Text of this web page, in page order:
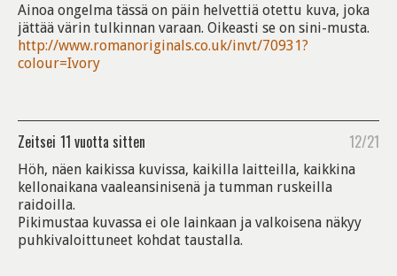
Ainoa ongelma tässä on päin helvettiä otettu kuva, joka
jättää värin tulkinnan varaan. Oikeasti se on sini-musta.
http://www.romanoriginals.co.uk/invt/70931?
colour=Ivory
Zeitsei 11 vuotta sitten 12/21
Höh, näen kaikissa kuvissa, kaikilla laitteilla, kaikkina
kellonaikana vaaleansinisenä ja tumman ruskeilla
raidoilla.
Pikimustaa kuvassa ei ole lainkaan ja valkoisena näkyy
puhkivaloittuneet kohdat taustalla.